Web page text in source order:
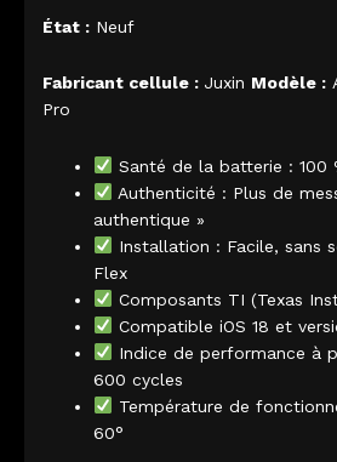
État : Neuf
Fabricant cellule : Juxin Modèle :
Pro
Santé de la batterie : 100
Authenticité : Plus de
authentique »
Installation : Facile, sans
Flex
Composants TI (Texas
Compatible iOS 18 et
Indice de performance à
600 cycles
Température de
60°